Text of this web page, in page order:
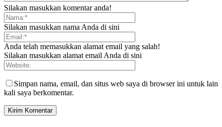
Silakan masukkan komentar anda!
Silakan masukkan nama Anda di sini
Anda telah memasukkan alamat email yang salah!
Silakan masukkan alamat email Anda di sini
Simpan nama, email, dan situs web saya di browser ini untuk lain
kali saya berkomentar.